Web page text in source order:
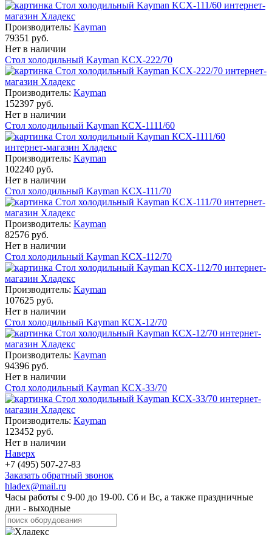
Производитель: Kayman
79351 руб.
Нет в наличии
Стол холодильный Kayman KСХ-222/70
Производитель: Kayman
152397 руб.
Нет в наличии
Стол холодильный Kayman КСХ-1111/60
Производитель: Kayman
102240 руб.
Нет в наличии
Стол холодильный Kayman KСХ-111/70
Производитель: Kayman
82576 руб.
Нет в наличии
Стол холодильный Kayman KСХ-112/70
Производитель: Kayman
107625 руб.
Нет в наличии
Стол холодильный Kayman КСХ-12/70
Производитель: Kayman
94396 руб.
Нет в наличии
Стол холодильный Kayman КСХ-33/70
Производитель: Kayman
123452 руб.
Нет в наличии
Наверх
+7 (495) 507-27-83
Заказать обратный звонок
hladex@mail.ru
Часы работы с 9-00 до 19-00. Сб и Вс, а также праздничные
дни - выходные